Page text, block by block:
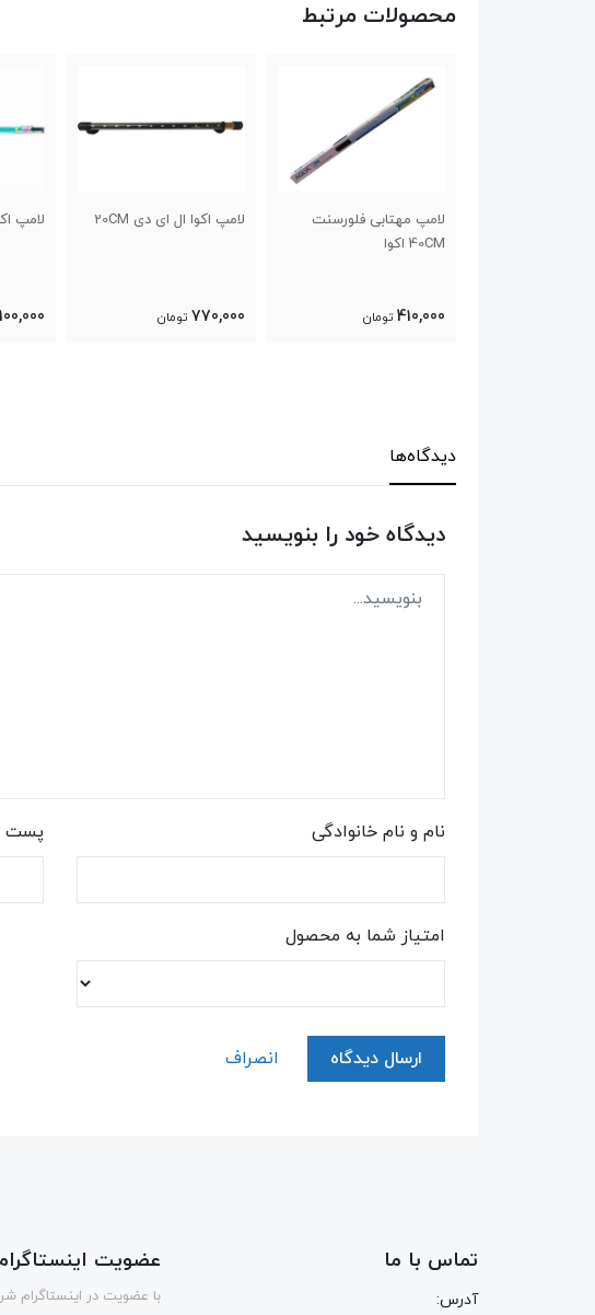
محصولات مرتبط
لامپ اکوا ال ای دی 20CM
770,000 تومان
لامپ اکوا ال ای دی 50CM
1,100,000 تومان
دیدگاه‌ها
دیدگاه خود را بنویسید
نام و نام خانوادگی پست
امتیاز شما به محصول
ارسال دیدگاه انصراف
تماس با ما
آدرس:
عضویت
با عضویت در اینستاگرام